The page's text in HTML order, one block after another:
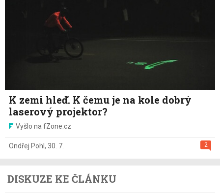
K zemi hleď. K čemu je na kole dobrý
laserový projektor?
Vyšlo na fZone.cz
2
Ondřej Pohl , 30. 7.
DISKUZE KE ČLÁNKU